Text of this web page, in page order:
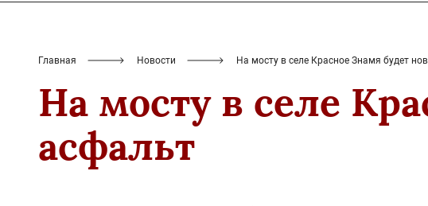
Главная Новости На мосту в селе Красное Знамя будет
На мосту в селе
асфальт